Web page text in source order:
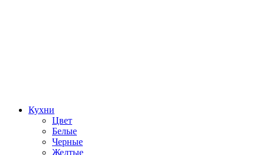
Кухни
Цвет
Белые
Черные
Желтые